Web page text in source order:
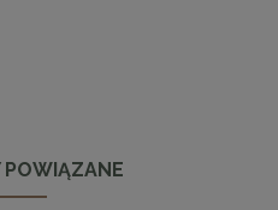
POWIĄZANE